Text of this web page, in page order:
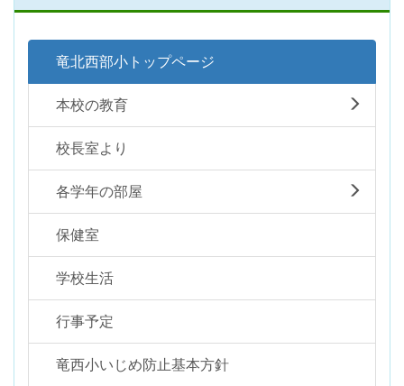
竜北西部小トップページ
本校の教育
校長室より
各学年の部屋
保健室
学校生活
行事予定
竜西小いじめ防止基本方針